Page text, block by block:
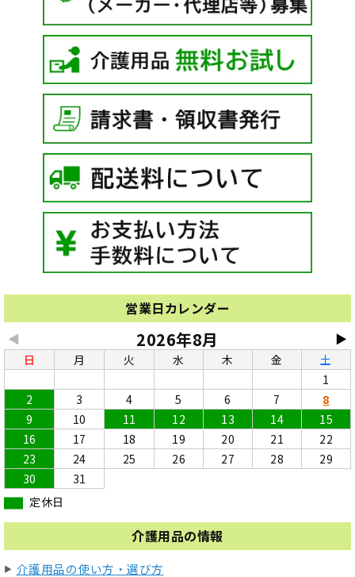
営業日カレンダー
◀ ▶
2026年8月
日 月 火 水 木 金
土
1
2
3 4 5 6 7
8
9
10 11 12 13 14
15
16
17 18 19 20 21
22
23
24 25 26 27 28
29
30
31
定休日
介護用品の情報
介護用品の使い方・選び方